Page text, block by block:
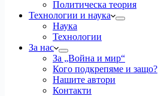
Политическа теория
Технологии и наука
Наука
Технологии
За нас
За „Война и мир“
Кого подкрепяме и защо?
Нашите автори
Контакти